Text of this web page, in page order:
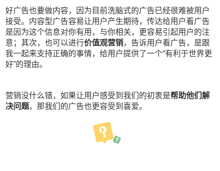
好广告也要做内容，因为目前洗脑式的广告已经很难被用户
接受。内容型广告容易让用户产生期待，传达给用户看广告
是因为这个信息对你有用，与你相关，更容易引起用户的注
意；其次，也可以进行价值观营销，告诉用户看广告，是跟
我一起来支持正确的事情，给用户提供了一个“有利于世界更
好”的理由。
营销没什么错，如果让用户感受到我们的初衷是帮助他们解
决问题，那我们的广告也更容受到喜爱。